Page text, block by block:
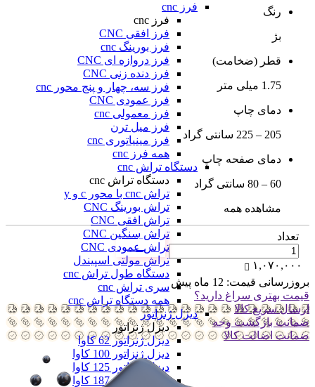
فرز cnc
فرز cnc
فرز افقی CNC
فرز بورینگ cnc
فرز دروازه ای CNC
فرز دنده زنی CNC
فرز سه، چهار و پنج محور cnc
فرز عمودی CNC
فرز معمولی cnc
فرز میل ترن
فرز مینیاتوری cnc
همه فرز cnc
دستگاه تراش cnc
دستگاه تراش cnc
تراش cnc با محور c و y
تراش بورینگ CNC
تراش افقی CNC
تراش سنگین CNC
تراش عمودی CNC
تراش مولتی اسپیندل
دستگاه طول تراش cnc
سری تراش cnc
همه دستگاه تراش cnc
دیزل ژنراتور
دیزل ژنراتور
دیزل ژنراتور 62 کاوا
دیزل ژنزاتور 100 کاوا
دیزل ژنراتور 125 کاوا
دیزل ژنراتور 187 کاوا
رنگ
بژ
قطر (ضخامت)
1.75 میلی متر
دمای چاپ
205 – 225 سانتی گراد
دمای صفحه چاپ
60 – 80 سانتی گراد
مشاهده همه
تعداد
۱,۰۷۰,۰۰۰
بروزرسانی قیمت: 12 ماه پیش
قیمت بهتری سراغ دارید؟
ارسال سریع کالا
ضمانت بازگشت وجه
ضمانت اضالت کالا